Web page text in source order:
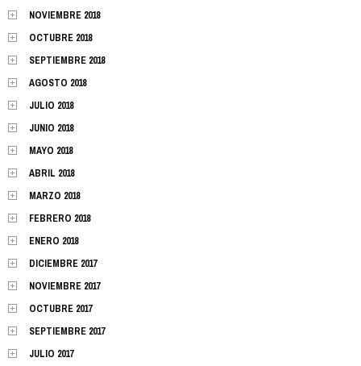
NOVIEMBRE 2018
OCTUBRE 2018
SEPTIEMBRE 2018
AGOSTO 2018
JULIO 2018
JUNIO 2018
MAYO 2018
ABRIL 2018
MARZO 2018
FEBRERO 2018
ENERO 2018
DICIEMBRE 2017
NOVIEMBRE 2017
OCTUBRE 2017
SEPTIEMBRE 2017
JULIO 2017